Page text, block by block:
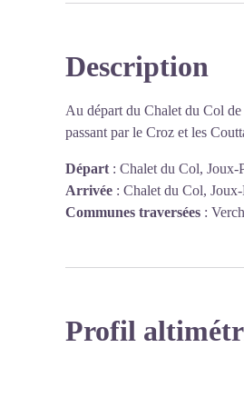
Voir
font des sources naturelles
Ce sont, enfin, des
3% des terres émergées
Aidez-nous à le préserver
Description
Au départ du Chalet du Col
passant par le Croz et les
Départ : Chalet du Col, Joux-
Arrivée : Chalet du Col, Joux-
Communes traversées :
Profil